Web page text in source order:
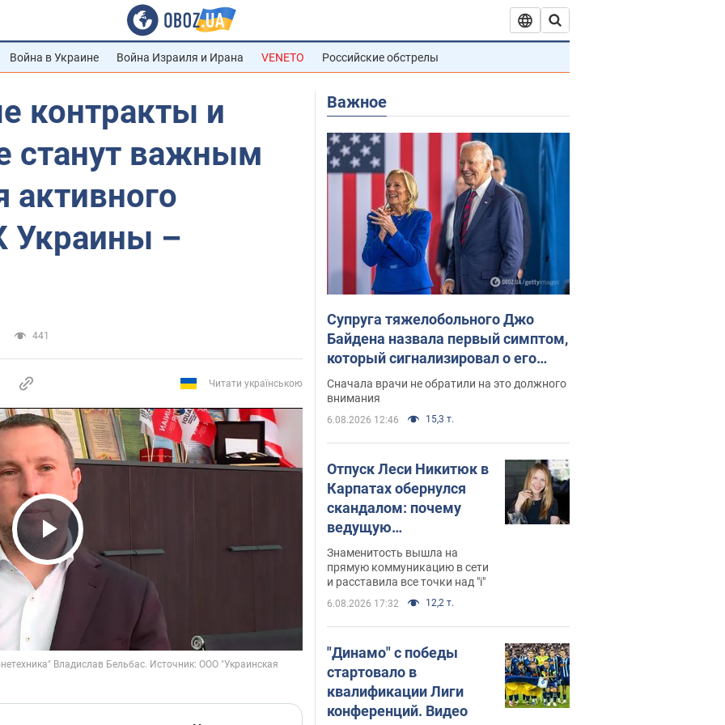
Война в Украине Война Израиля и Ирана VENETO Российские обстрелы
контракты и
станут важным
активного
Украины –
441
Читати українською
Play Video
Важное
Супруга тяжелобольного Джо
Байдена назвала первый симптом,
который сигнализировал о его
"агрессивном" раке
Сначала врачи не обратили на это должного
внимания
6.08.2026 12:46 15,3 т.
Отпуск Леси Никитюк в
Карпатах обернулся
скандалом: почему
ведущую
несправедливо
захейтили
Знаменитость вышла на
прямую коммуникацию в сети
и расставила все точки над "i"
6.08.2026 17:32 12,2 т.
"Динамо" с победы
стартовало в
квалификации Лиги
конференций. Видео